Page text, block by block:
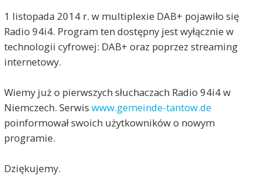
1 listopada 2014 r. w multiplexie DAB+ pojawiło się
Radio 94i4. Program ten dostępny jest wyłącznie w
technologii cyfrowej: DAB+ oraz poprzez streaming
internetowy.
Wiemy już o pierwszych słuchaczach Radio 94i4 w
Niemczech. Serwis www.gemeinde-tantow.de
poinformował swoich użytkowników o nowym
programie.
Dziękujemy.